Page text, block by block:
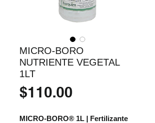
MICRO-BORO
NUTRIENTE VEGETAL
1LT
$110.00
MICRO-BORO® 1L | Fertilizante